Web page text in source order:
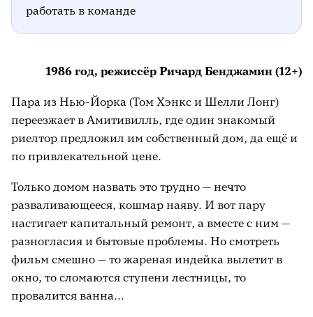
работать в команде
1986 год, режиссёр Ричард Бенджамин (12+)
Пара из Нью-Йорка (Том Хэнкс и Шелли Лонг)
переезжает в Амитивилль, где один знакомый
риелтор предложил им собственный дом, да ещё и
по привлекательной цене.
Только домом назвать это трудно — нечто
разваливающееся, кошмар наяву. И вот пару
настигает капитальный ремонт, а вместе с ним —
разногласия и бытовые проблемы. Но смотреть
фильм смешно — то жареная индейка вылетит в
окно, то сломаются ступени лестницы, то
провалится ванна…